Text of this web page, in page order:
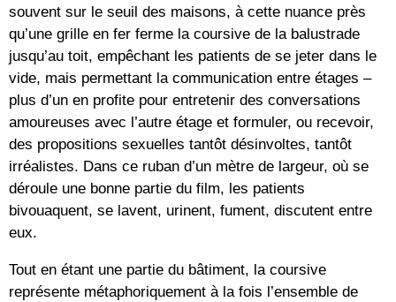
souvent sur le seuil des maisons, à cette nuance près
qu’une grille en fer ferme la coursive de la balustrade
jusqu’au toit, empêchant les patients de se jeter dans le
vide, mais permettant la communication entre étages –
plus d’un en profite pour entretenir des conversations
amoureuses avec l’autre étage et formuler, ou recevoir,
des propositions sexuelles tantôt désinvoltes, tantôt
irréalistes. Dans ce ruban d’un mètre de largeur, où se
déroule une bonne partie du film, les patients
bivouaquent, se lavent, urinent, fument, discutent entre
eux.
Tout en étant une partie du bâtiment, la coursive
représente métaphoriquement à la fois l’ensemble de